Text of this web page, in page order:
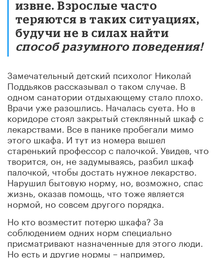
извне. Взрослые часто
теряются в таких ситуациях,
будучи не в силах найти
способ разумного поведения!
Замечательный детский психолог Николай
Поддьяков рассказывал о таком случае. В
одном санатории отдыхающему стало плохо.
Врачи уже разошлись. Началась суета. Но в
коридоре стоял закрытый стеклянный шкаф с
лекарствами. Все в панике пробегали мимо
этого шкафа. И тут из номера вышел
старенький профессор с палочкой. Увидев, что
творится, он, не задумываясь, разбил шкаф
палочкой, чтобы достать нужное лекарство.
Нарушил бытовую норму, но, возможно, спас
жизнь, оказав помощь, что тоже является
нормой, но совсем другого порядка.
Но кто возместит потерю шкафа? За
соблюдением одних норм специально
присматривают назначенные для этого люди.
Но есть и другие нормы – например,